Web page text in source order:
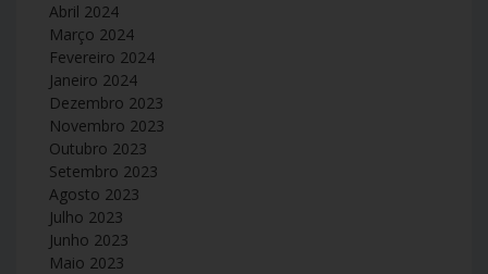
Abril 2024
Março 2024
Fevereiro 2024
Janeiro 2024
Dezembro 2023
Novembro 2023
Outubro 2023
Setembro 2023
Agosto 2023
Julho 2023
Junho 2023
Maio 2023